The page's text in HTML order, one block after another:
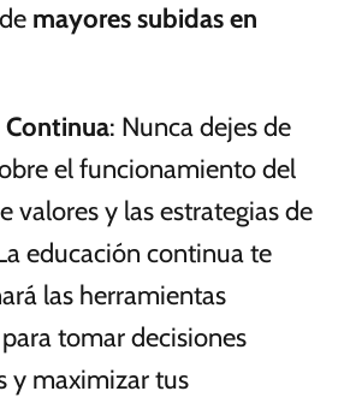
mayores subidas en
: Nunca dejes de
el funcionamiento del
valores y las estrategias de
educación continua te
las herramientas
tomar decisiones
y maximizar tus